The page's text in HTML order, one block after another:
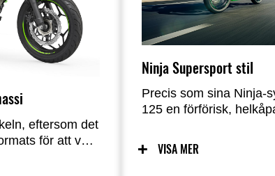
eftersom det
för att vara
tack vare ett
Ninja Supersport stil
Precis som sina Ninja-
125 en förförisk,
kontrasten mellan de
sektionerna, vilket ger
VISA MER